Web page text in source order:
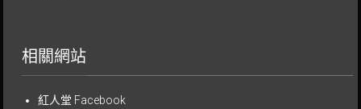
相關網站
紅人堂 Facebook